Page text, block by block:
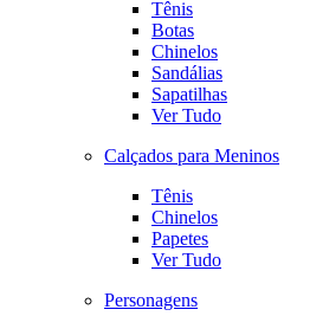
Tênis
Botas
Chinelos
Sandálias
Sapatilhas
Ver Tudo
Calçados para Meninos
Tênis
Chinelos
Papetes
Ver Tudo
Personagens